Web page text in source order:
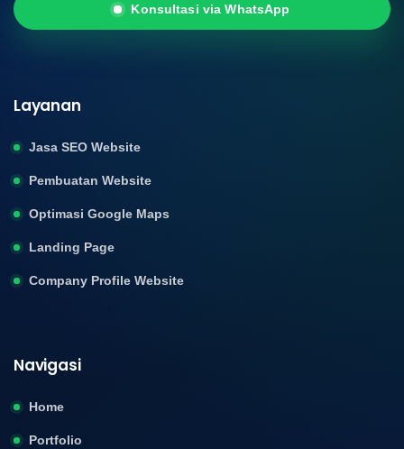
Konsultasi via WhatsApp
Layanan
Jasa SEO Website
Pembuatan Website
Optimasi Google Maps
Landing Page
Company Profile Website
Navigasi
Home
Portfolio